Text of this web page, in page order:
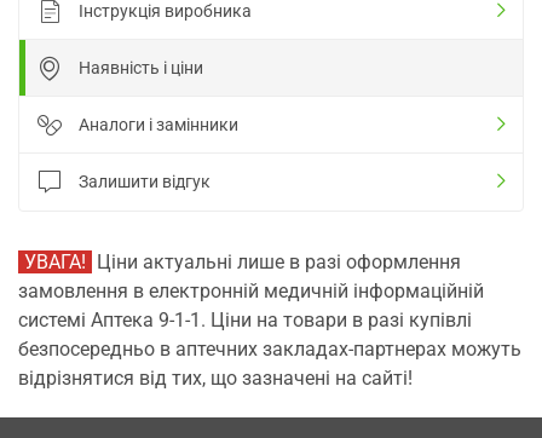
Інструкція виробника
Наявність і ціни
Аналоги і замінники
Залишити відгук
УВАГА! Ціни актуальні лише в разі оформлення
замовлення в електронній медичній інформаційній
системі Аптека 9-1-1. Ціни на товари в разі купівлі
безпосередньо в аптечних закладах-партнерах можуть
відрізнятися від тих, що зазначені на сайті!